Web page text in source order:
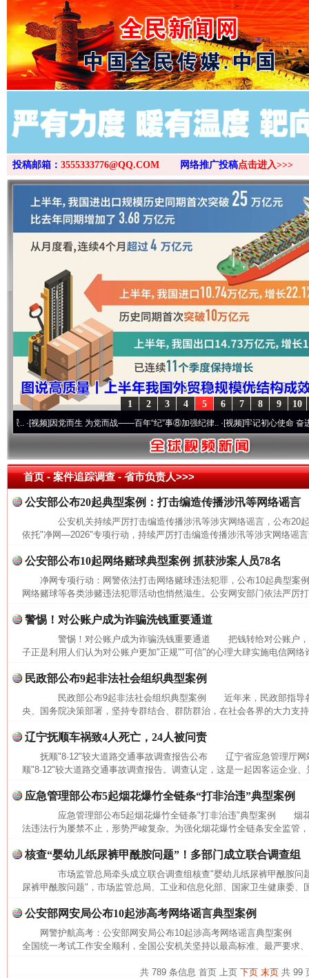
>
投稿邮箱： 3555333776@QQ.COM 网络推广投稿点击进入>>>
10
9
8
7
6
5
4
3
2
1
视频]因党而生 为党而战——百年“纪”事⑧加强纪律..·[视频]牢记初心使命 奋进复兴
首页- 案件追踪调查 -省市负责人>>>
公安部公布20起典型案例：打击编造传播涉汛等网络谣言
公安机关持续严厉打击编造传播涉汛等涉灾网络谣言，公布
依托"净网—2026"专项行动，持续严厉打击编造传播涉汛等涉灾网络谣
公安部公布10起网络赌球典型案例 抓获涉案人员78名
净网专项行动：网警依法打击网络赌球违法犯罪，公布10起典型
网络赌球等各类涉赌违法犯罪活动也悄然滋生。公安网安部门依法严厉
警惕！对公账户成为诈骗洗钱重要通道
警惕！对公账户成为诈骗洗钱重要通道 把钱转给对公账户，
子正是利用人们认为对公账户更加"正规""可信"的心理大肆实施电信网络
民政部公布9起非法社会组织典型案例
民政部公布9起非法社会组织典型案例 近年来，民政部指导
央、国务院决策部署，坚持专群结合、群防群治，在社会各界的大力支
辽宁抚顺车祸致4人死亡，24人被问责
抚顺"8·12"较大道路交通事故调查报告公布 辽宁省应急管理厅网
顺"8·12"较大道路交通事故调查报告。调查认定，这是一起因客运企业
应急管理部公布5起烟花爆竹全链条“打非治违”典型案例
应急管理部公布5起烟花爆竹全链条"打非治违"典型案例 烟花
法违法行为屡禁不止，形势严峻复杂。为强化烟花爆竹全链条安全监管
核查“婴幼儿纸尿裤甲酰胺问题”！多部门成立联合调查组
市场监管总局牵头成立联合调查组核查"婴幼儿纸尿裤甲酰胺
尿裤甲酰胺问题"，市场监管总局、工业和信息化部、国家卫生健康委、
公安部网安局公布10起涉高考网络谣言典型案例
网警护航高考：公安部网安局公布10起涉高考网络谣言典型案例
全国统一考试工作安全顺利，全国公安机关坚持以最高标准、最严要求
共 789 条信息 首页 上页 下页 末页共 99
网上购药对药下症？
这是一记警钟！ 谢
今